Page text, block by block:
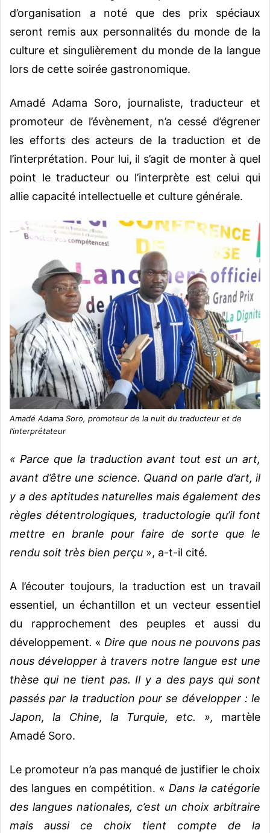
d’organisation a noté que des prix spéciaux
seront remis aux personnalités du monde de la
culture et singulièrement du monde de la langue
lors de cette soirée gastronomique.
Amadé Adama Soro, journaliste, traducteur et
promoteur de l’évènement, n’a cessé d’égrener
les efforts des acteurs de la traduction et de
l’interprétation. Pour lui, il s’agit de monter à quel
point le traducteur ou l’interprète est celui qui
allie capacité intellectuelle et culture générale.
Amadé Adama Soro, promoteur de la nuit du traducteur et de
l’interprétateur
« Parce que la traduction avant tout est un art,
avant d’être une science. Quand on parle d’art, il
y a des aptitudes naturelles mais également des
règles détentrologiques, traductologie qu’il font
mettre en branle pour faire de sorte que le
rendu soit très bien perçu », a-t-il cité.
A l’écouter toujours, la traduction est un travail
essentiel, un échantillon et un vecteur essentiel
du rapprochement des peuples et aussi du
développement. «Dire que nous ne pouvons pas
nous développer à travers notre langue est une
thèse qui ne tient pas. Il y a des pays qui sont
passés par la traduction pour se développer : le
Japon, la Chine, la Turquie, etc.
», martèle
Amadé Soro.
Le promoteur n’a pas manqué de justifier le choix
des langues en compétition. «Dans la catégorie
des langues nationales, c’est un choix arbitraire
mais aussi ce choix tient compte de la